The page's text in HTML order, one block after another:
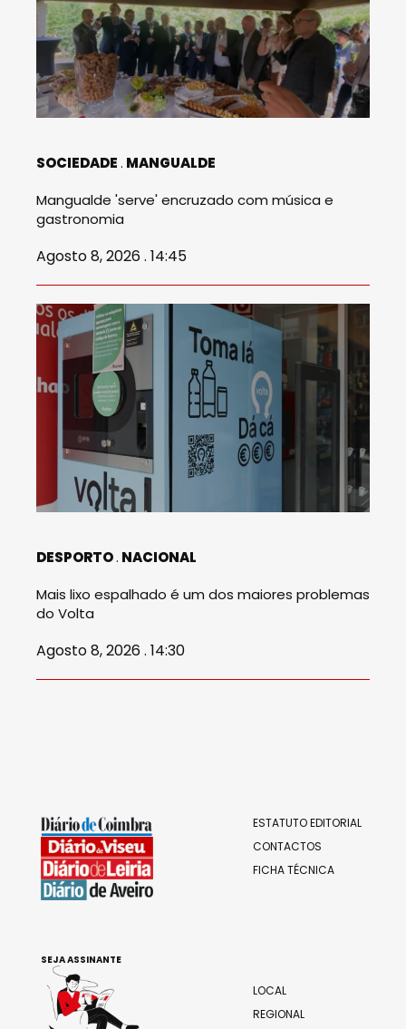
SOCIEDADE MANGUALDE
Mangualde 'serve' encruzado com música e
gastronomia
Agosto 8, 2026 . 14:45
DESPORTO NACIONAL
Mais lixo espalhado é um dos maiores problemas
do Volta
Agosto 8, 2026 . 14:30
ESTATUTO EDITORIAL
CONTACTOS
FICHA TÉCNICA
LOCAL
REGIONAL
SEJA ASSINANTE